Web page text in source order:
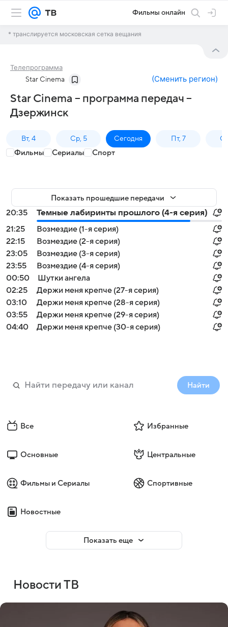
Фильмы онлайн
* транслируется московская сетка вещания
Телепрограмма
Star Cinema (Сменить регион)
Star Cinema – программа передач –
Дзержинск
Вт, 4 Ср, 5 Сегодня Пт, 7
Фильмы Сериалы Спорт
Показать прошедшие передачи
20:35
Темные лабиринты прошлого (4-я серия)
21:25
Возмездие (1-я серия)
22:15
Возмездие (2-я серия)
23:05
Возмездие (3-я серия)
23:55
Возмездие (4-я серия)
00:50
Шутки ангела
02:25
Держи меня крепче (27-я серия)
03:10
Держи меня крепче (28-я серия)
03:55
Держи меня крепче (29-я серия)
04:40
Держи меня крепче (30-я серия)
Найти
Все Избранные
Основные Центральные
Фильмы и Сериалы Спортивные
Новостные
Показать еще
Новости ТВ